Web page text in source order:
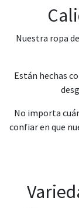
Nuestra ropa
Están hechas
No importa
confiar en que